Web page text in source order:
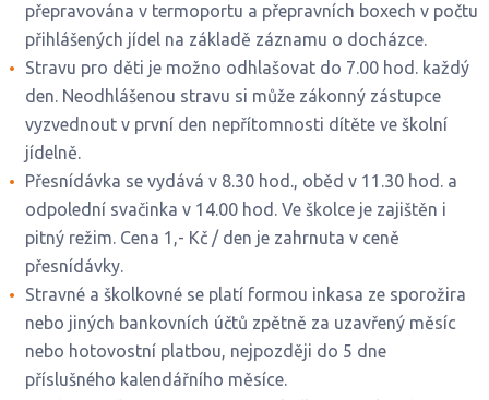
přepravována v termoportu a přepravních boxech v počtu
přihlášených jídel na základě záznamu o docházce.
Stravu pro děti je možno odhlašovat do 7.00 hod. každý
den. Neodhlášenou stravu si může zákonný zástupce
vyzvednout v první den nepřítomnosti dítěte ve školní
jídelně.
Přesnídávka se vydává v 8.30 hod., oběd v 11.30 hod. a
odpolední svačinka v 14.00 hod. Ve školce je zajištěn i
pitný režim. Cena 1,- Kč / den je zahrnuta v ceně
přesnídávky.
Stravné a školkovné se platí formou inkasa ze sporožira
nebo jiných bankovních účtů zpětně za uzavřený měsíc
nebo hotovostní platbou, nejpozději do 5 dne
příslušného kalendářního měsíce.